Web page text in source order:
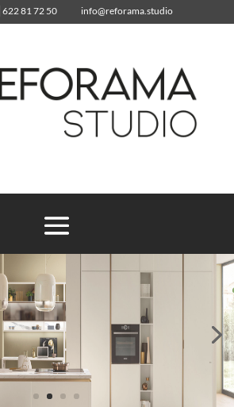
622 81 72 50 info@reforama.studio